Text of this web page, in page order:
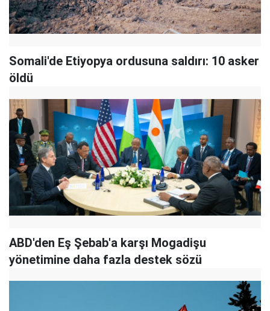
Somali'de Etiyopya ordusuna saldırı: 10 asker
öldü
ABD'den Eş Şebab'a karşı Mogadişu
yönetimine daha fazla destek sözü